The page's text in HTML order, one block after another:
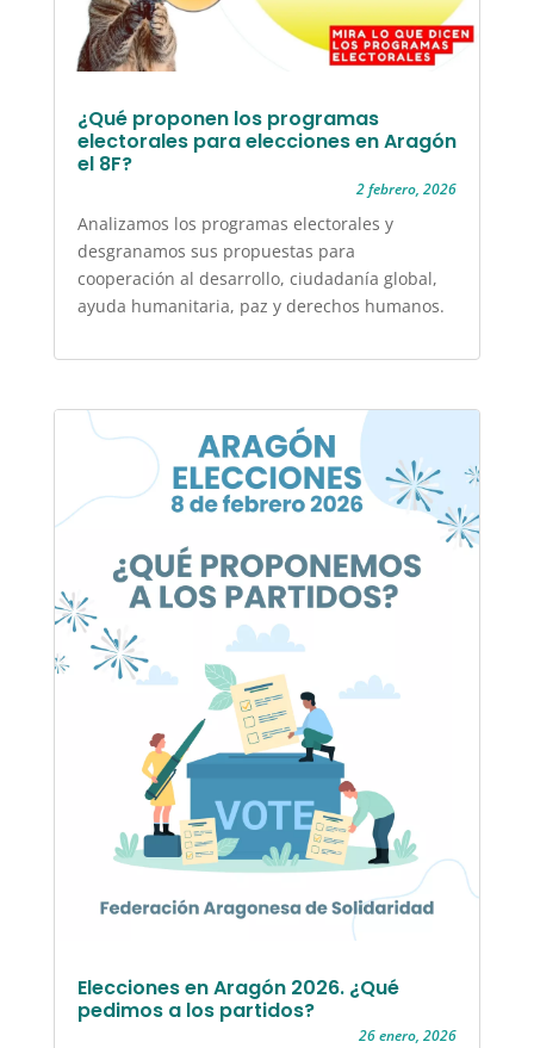
¿Qué proponen los programas
electorales para elecciones en Aragón
el 8F?
2 febrero, 2026
Analizamos los programas electorales y
desgranamos sus propuestas para
cooperación al desarrollo, ciudadanía global,
ayuda humanitaria, paz y derechos humanos.
Elecciones en Aragón 2026. ¿Qué
pedimos a los partidos?
26 enero, 2026